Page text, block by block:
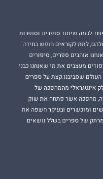
לכמה שיותר סופרים וסופרות
לתת לקוראים חופש בחירה
אוהבים ספרים, סיפורים
מעצבים את מי שאנחנו כבני
העולם שסביבנו.קצת על ספרים
אינטגראלי מהמהפכה של
מהפכה אשר פתחה את שוק
ומוכשרים ובעיקר חשפה את
של ספרים בשלל נושאים